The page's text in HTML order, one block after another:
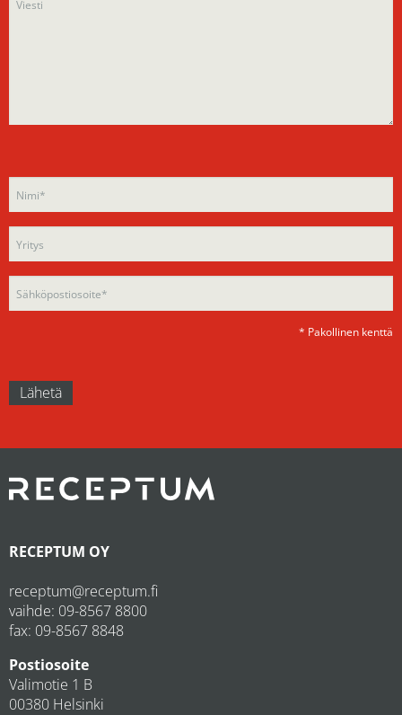
leave
this
empty.
leave
this
field
empty.
* Pakollinen kenttä
RECEPTUM OY
receptum@receptum.fi
vaihde: 09-8567 8800
fax: 09-8567 8848
Postiosoite
Valimotie 1 B
00380 Helsinki